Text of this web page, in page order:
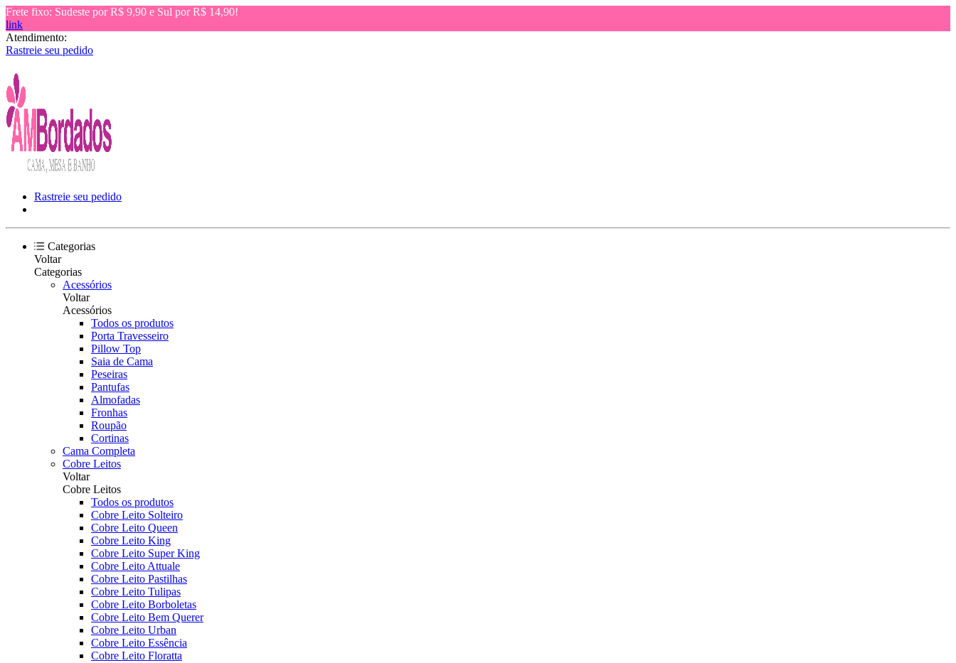
Frete fixo: Sudeste por R$ 9,90 e Sul por R$ 14,90!
link
Atendimento:
Rastreie seu pedido
Rastreie seu pedido
Categorias
Voltar
Categorias
Acessórios
Voltar
Acessórios
Todos os produtos
Porta Travesseiro
Pillow Top
Saia de Cama
Peseiras
Pantufas
Almofadas
Fronhas
Roupão
Cortinas
Cama Completa
Cobre Leitos
Voltar
Cobre Leitos
Todos os produtos
Cobre Leito Solteiro
Cobre Leito Queen
Cobre Leito King
Cobre Leito Super King
Cobre Leito Attuale
Cobre Leito Pastilhas
Cobre Leito Tulipas
Cobre Leito Borboletas
Cobre Leito Bem Querer
Cobre Leito Urban
Cobre Leito Essência
Cobre Leito Floratta